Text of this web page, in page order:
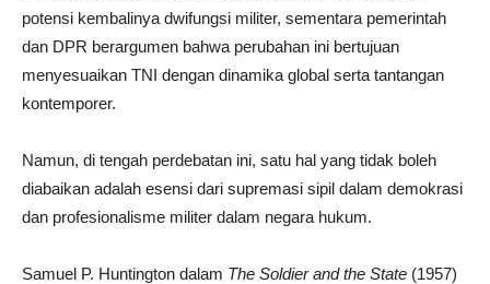
potensi kembalinya dwifungsi militer, sementara pemerintah
dan DPR berargumen bahwa perubahan ini bertujuan
menyesuaikan TNI dengan dinamika global serta tantangan
kontemporer.
Namun, di tengah perdebatan ini, satu hal yang tidak boleh
diabaikan adalah esensi dari supremasi sipil dalam demokrasi
dan profesionalisme militer dalam negara hukum.
Samuel P. Huntington dalam The Soldier and the State (1957)